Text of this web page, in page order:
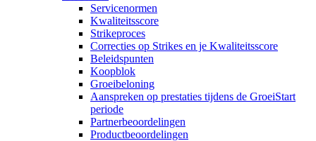
Servicenormen
Kwaliteitsscore
Strikeproces
Correcties op Strikes en je Kwaliteitsscore
Beleidspunten
Koopblok
Groeibeloning
Aanspreken op prestaties tijdens de GroeiStart
periode
Partnerbeoordelingen
Productbeoordelingen